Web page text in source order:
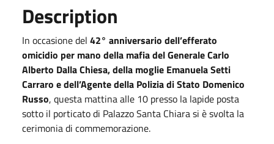
Description
In occasione del 42° anniversario dell’efferato
omicidio per mano della mafia del Generale Carlo
Alberto Dalla Chiesa, della moglie Emanuela Setti
Carraro e dell’Agente della Polizia di Stato Domenico
Russo, questa mattina alle 10 presso la lapide posta
sotto il porticato di Palazzo Santa Chiara si è svolta la
cerimonia di commemorazione.